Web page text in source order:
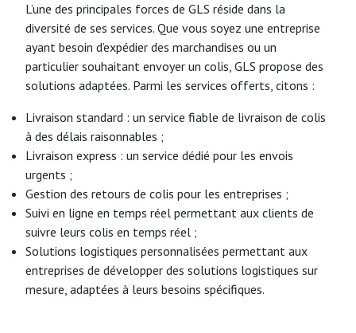
L’une des principales forces de GLS réside dans la
diversité de ses services. Que vous soyez une entreprise
ayant besoin d’expédier des marchandises ou un
particulier souhaitant envoyer un colis, GLS propose des
solutions adaptées. Parmi les services offerts, citons :
Livraison standard : un service fiable de livraison de colis
à des délais raisonnables ;
Livraison express : un service dédié pour les envois
urgents ;
Gestion des retours de colis pour les entreprises ;
Suivi en ligne en temps réel permettant aux clients de
suivre leurs colis en temps réel ;
Solutions logistiques personnalisées permettant aux
entreprises de développer des solutions logistiques sur
mesure, adaptées à leurs besoins spécifiques.